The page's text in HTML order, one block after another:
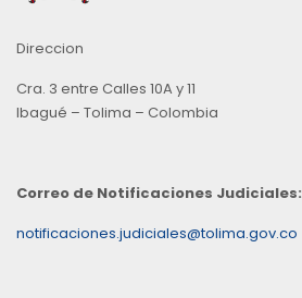
Direccion
Cra. 3 entre Calles 10A y 11
Ibagué – Tolima – Colombia
Correo de Notificaciones Judiciales:
notificaciones.judiciales@tolima.gov.co